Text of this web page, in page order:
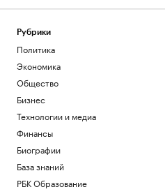
Рубрики
Политика
Экономика
Общество
Бизнес
Технологии и медиа
Финансы
Биографии
База знаний
РБК Образование